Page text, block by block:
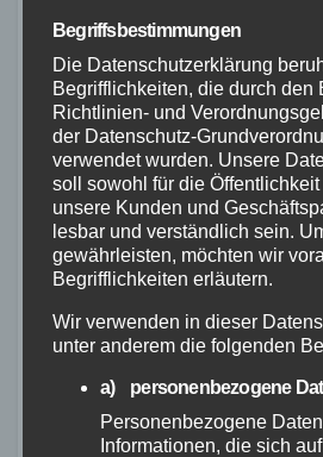
betrugsmasche-falsche-
https://www.youtube.com/
v=84ugug_ZYZ0
https://www.youtube.com/
v=gwMr8RxYh38
https://www.polizei-
und-
aktionen/aktuelles/
Begriffsbestimmungen
Die Datenschutzerklärung
Begrifflichkeiten, die durch den
Richtlinien- und
der Datenschutz-
verwendet wurden. Unsere
soll sowohl für die
unsere Kunden und
lesbar und verständlich sein.
gewährleisten, möchten wir
Begrifflichkeiten erläutern.
Wir verwenden in dieser
unter anderem die folgenden
a) personenbezogene
Personenbezogene
Informationen, die sich